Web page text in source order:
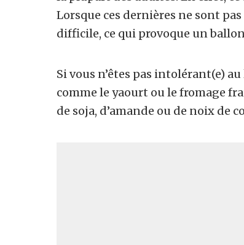
Lorsque ces dernières ne sont
difficile, ce qui provoque un
Si vous n’êtes pas intolérant(e)
comme le yaourt ou le fromage
de soja, d’amande ou de noix de